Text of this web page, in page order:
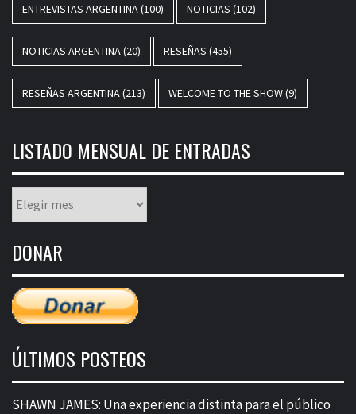
ENTREVISTAS ARGENTINA(100) NOTICIAS (102)
NOTICIAS ARGENTINA(20) RESEÑAS (455)
RESEÑAS ARGENTINA(213) WELCOME TO THE SHOW(9)
LISTADO MENSUAL DE ENTRADAS
mensual
entradas
DONAR
ÚLTIMOS POSTEOS
SHAWN JAMES: Una experiencia distinta para el público